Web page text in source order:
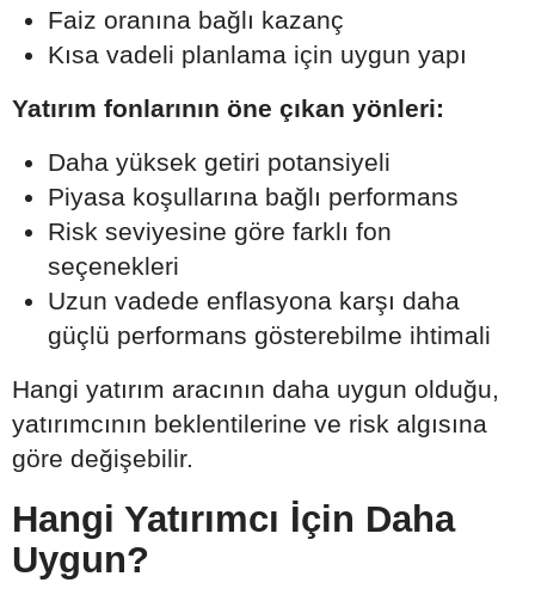
Faiz oranına bağlı kazanç
Kısa vadeli planlama için uygun yapı
Yatırım fonlarının öne çıkan yönleri:
Daha yüksek getiri potansiyeli
Piyasa koşullarına bağlı performans
Risk seviyesine göre farklı fon
seçenekleri
Uzun vadede enflasyona karşı daha
güçlü performans gösterebilme ihtimali
Hangi yatırım aracının daha uygun olduğu,
yatırımcının beklentilerine ve risk algısına
göre değişebilir.
Hangi Yatırımcı İçin Daha
Uygun?